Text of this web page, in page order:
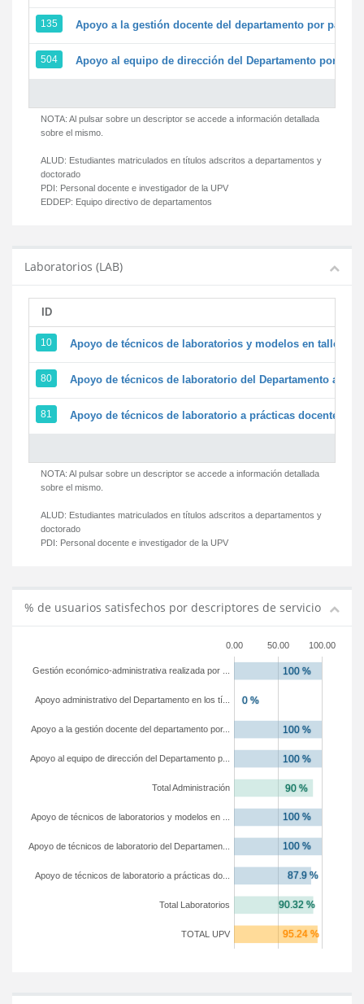
135 Apoyo a la gestión docente del departamento por parte
504 Apoyo al equipo de dirección del Departamento por
NOTA: Al pulsar sobre un descriptor se accede a información detallada
sobre el mismo.
ALUD: Estudiantes matriculados en títulos adscritos a departamentos y
doctorado
PDI: Personal docente e investigador de la UPV
EDDEP: Equipo directivo de departamentos
Laboratorios (LAB)
ID
10 Apoyo de técnicos de laboratorios y modelos en
80 Apoyo de técnicos de laboratorio del Departamento a la
81 Apoyo de técnicos de laboratorio a prácticas docentes y
NOTA: Al pulsar sobre un descriptor se accede a información detallada
sobre el mismo.
ALUD: Estudiantes matriculados en títulos adscritos a departamentos y
doctorado
PDI: Personal docente e investigador de la UPV
% de usuarios satisfechos por descriptores de servicio
0.00 50.00 100.00
TOTAL UPV
Total Laboratorios
Apoyo de técnicos de laboratorio a prácticas do...
Apoyo de técnicos de laboratorio del Departamen...
Apoyo de técnicos de laboratorios y modelos en ...
Total Administración
Apoyo al equipo de dirección del Departamento p...
Apoyo a la gestión docente del departamento por...
Apoyo administrativo del Departamento en los tí...
Gestión económico-administrativa realizada por ...